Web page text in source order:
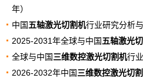
年）
中国五轴激光切割机行业研究分析
2025-2031年全球与中国五轴激光
全球与中国三维数控激光切割机行
2026-2032年中国三维数控激光切